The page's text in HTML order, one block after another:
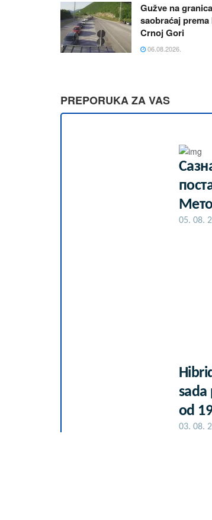
Gužve na
saobraćaj
Crnoj Gori
06.08.2026.
PREPORUKA ZA VAS
05. 08.
sada
od
03. 08.